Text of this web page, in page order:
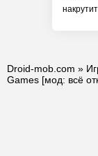
Droid-mob.com »
Games [мод: всё